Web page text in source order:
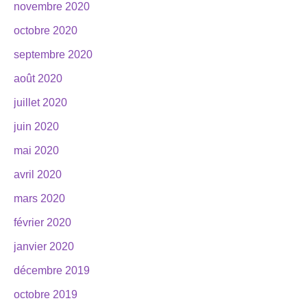
novembre 2020
octobre 2020
septembre 2020
août 2020
juillet 2020
juin 2020
mai 2020
avril 2020
mars 2020
février 2020
janvier 2020
décembre 2019
octobre 2019